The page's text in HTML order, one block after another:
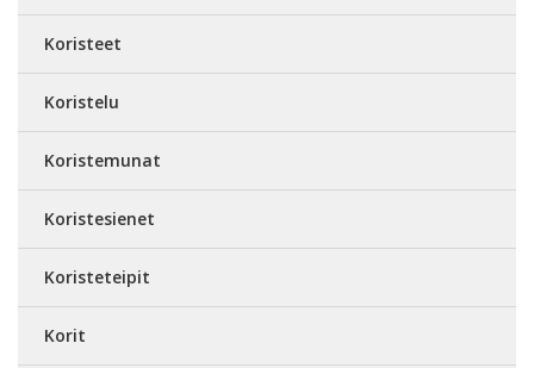
Koristeet
Koristelu
Koristemunat
Koristesienet
Koristeteipit
Korit